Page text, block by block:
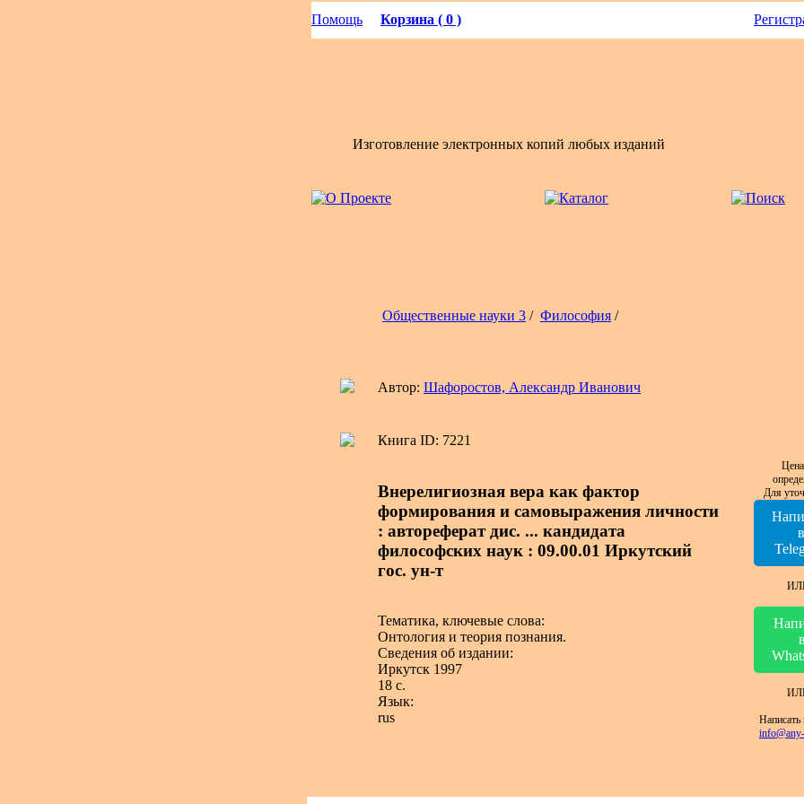
Помощь Корзина ( 0 )
Изготовление электронных копий любых изданий
Общественные науки 3 / Философия /
Автор: Шафоростов, Александр Иванович
Книга ID: 7221
Внерелигиозная вера как фактор
формирования и самовыражения личности
: автореферат дис. ... кандидата
философских наук : 09.00.01 Иркутский
гос. ун-т
Тематика, ключевые слова:
Онтология и теория познания.
Сведения об издании:
Иркутск 1997
18 с.
Язык:
rus
Для
в
в
Написать